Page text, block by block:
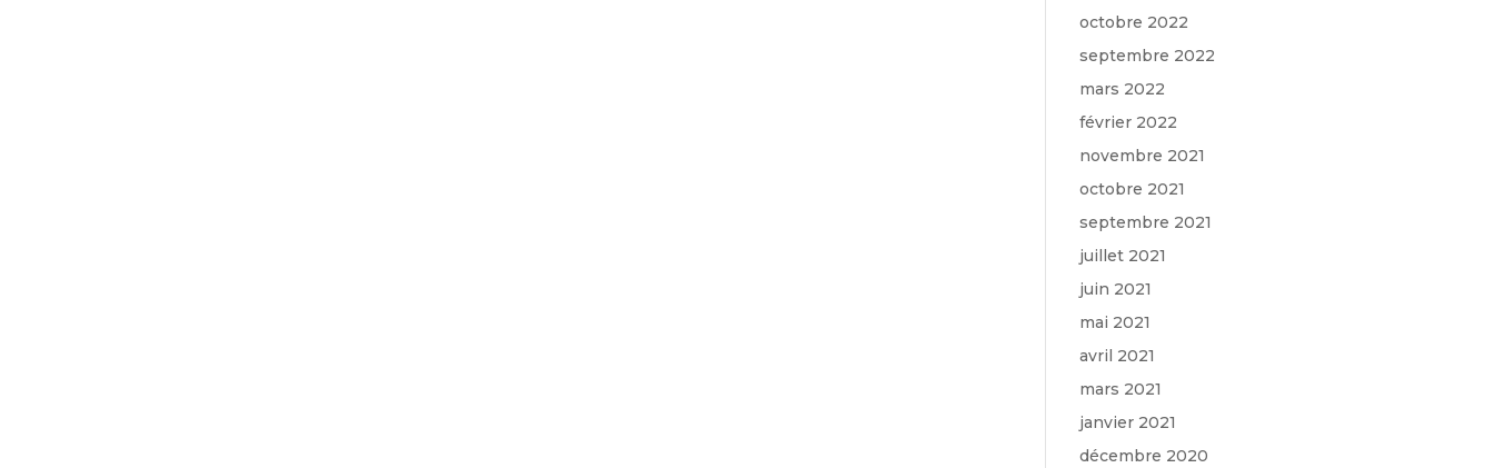
octobre 2022
septembre 2022
mars 2022
février 2022
novembre 2021
octobre 2021
septembre 2021
juillet 2021
juin 2021
mai 2021
avril 2021
mars 2021
janvier 2021
décembre 2020